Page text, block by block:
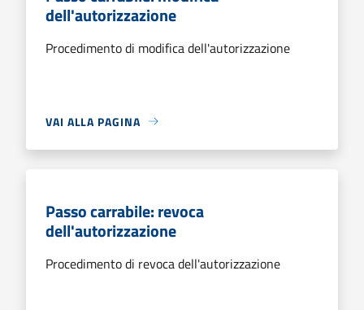
dell'autorizzazione
Procedimento di modifica dell'autorizzazione
VAI ALLA PAGINA
Passo carrabile: revoca
dell'autorizzazione
Procedimento di revoca dell'autorizzazione